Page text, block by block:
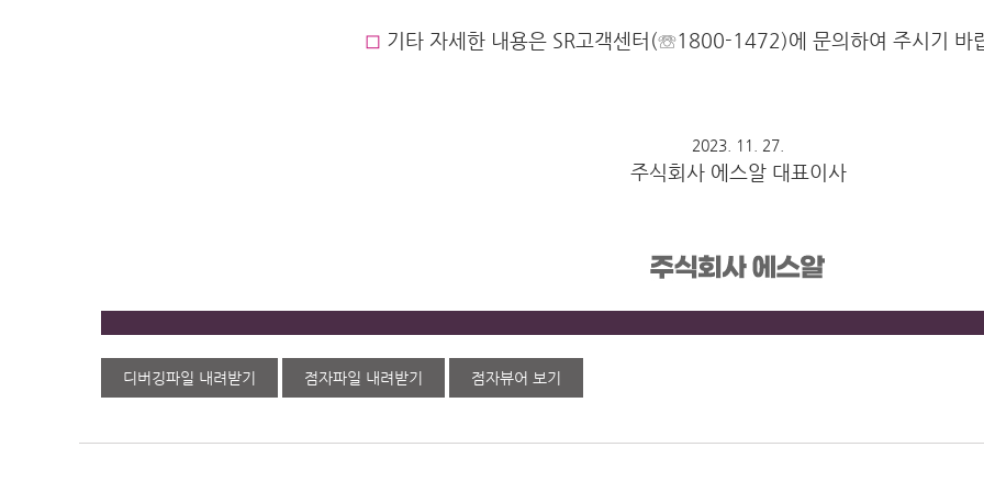
◻︎ 기타 자세한 내용은 SR고객센터(☏1800-1472)에 문의하여 주시기 바
2023. 11. 27.
주식회사 에스알 대표이사
디버깅파일 내려받기 점자파일 내려받기 점자뷰어 보기